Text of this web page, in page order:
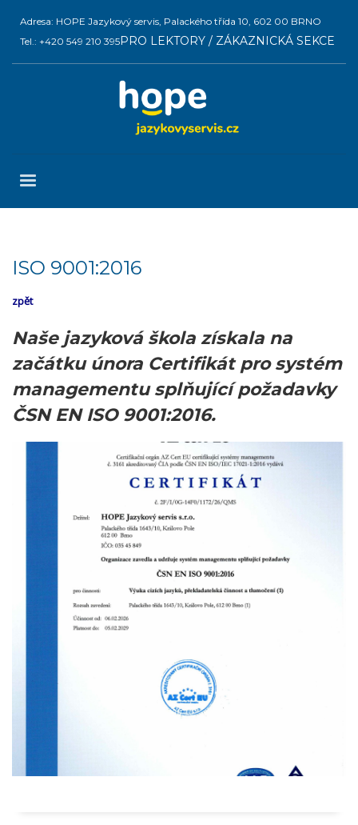
Adresa: HOPE Jazykový servis, Palackého třída 10, 602 00 BRNO
Tel.: +420 549 210 395PRO LEKTORY / ZÁKAZNICKÁ SEKCE
ISO 9001:2016
zpět
Naše jazyková škola získala na
začátku února Certifikát pro systém
managementu splňující požadavky
ČSN EN ISO 9001:2016.